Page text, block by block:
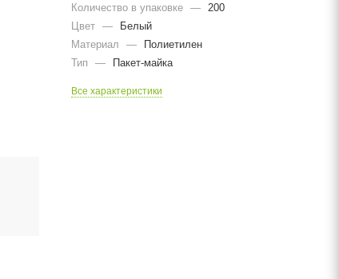
Количество в упаковке —
200
Цвет —
Белый
Материал
—
Полиетилен
Тип
— Пакет-майка
Все характеристики